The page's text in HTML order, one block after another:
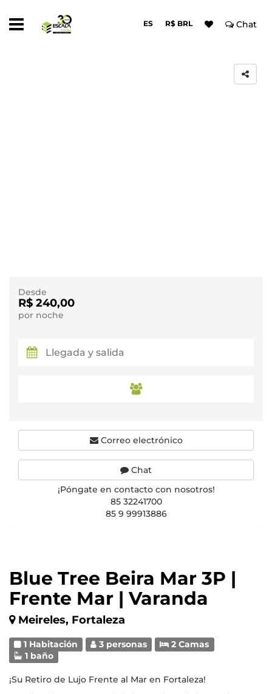
ES R$ BRL Chat
Blue Tree Beira Mar 3P |
Frente Mar | Varanda
Meireles, Fortaleza
1 Habitación 3 personas
2 Camas
1 baño
¡Su Retiro de Lujo Frente al Mar en Fortaleza!
Desde
R$ 240,00
por noche
Correo electrónico
Chat
¡Póngate en contacto con nosotros!
85 32241700
85 9 99913886